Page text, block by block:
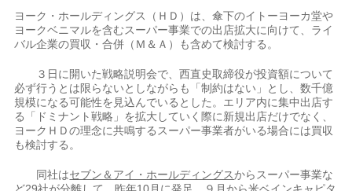
ヨーク・ホールディングス（ＨＤ）は、傘下のイトーヨーカ堂や
ヨークベニマルを含むスーパー事業での出店拡大に向けて、ライ
バル企業の買収・合併（Ｍ＆Ａ）も含めて検討する。
３日に開いた戦略説明会で、西直史取締役が投資額について
必ず行うとは限らないとしながらも「制約はない」とし、数千億
規模になる可能性を見込んでいるとした。エリア内に集中出店す
る「ドミナント戦略」を拡大していく際に新規出店だけでなく、
ヨークＨＤの理念に共鳴するスーパー事業者がいる場合には買収
も検討する。
同社はセブン＆アイ・ホールディングスからスーパー事業な